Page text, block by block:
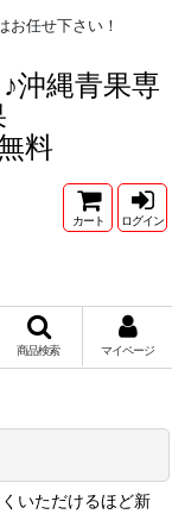
任せ下さい！
沖縄青果専
料
カート ログイン
商品検索 マイページ
いただけるほど新